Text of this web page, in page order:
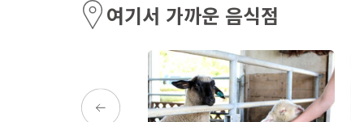
여기서 가까운 음식점